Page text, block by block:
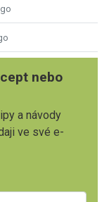
nebo
a návody
ve své e-